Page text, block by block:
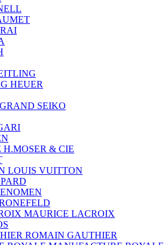
HEUER
GRAND SEIKO
H.MOSER & CIE
LOUIS VUITTON
MAURICE LACROIX
ROMAIN GAUTHIER